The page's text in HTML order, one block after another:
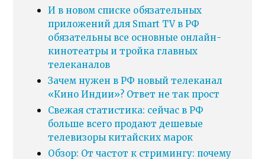
И в новом списке обязательных
приложений для Smart TV в РФ
обязательны все основные онлайн-
кинотеатры и тройка главных
телеканалов
Зачем нужен в РФ новый телеканал
«Кино Индии»? Ответ не так прост
Свежая статистика: сейчас в РФ
больше всего продают дешевые
телевизоры китайских марок
Обзор: От частот к стримингу: почему